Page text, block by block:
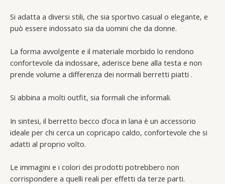
Si adatta a diversi stili, che sia sportivo casual o elegante, e
può essere indossato sia da uomini che da donne.
La forma avvolgente e il materiale morbido lo rendono
confortevole da indossare, aderisce bene alla testa e non
prende volume a differenza dei normali berretti piatti .
Si abbina a molti outfit, sia formali che informali.
In sintesi, il berretto becco d’oca in lana è un accessorio
ideale per chi cerca un copricapo caldo, confortevole che si
adatti al proprio volto.
Le immagini e i colori dei prodotti potrebbero non
corrispondere a quelli reali per effetti da terze parti.